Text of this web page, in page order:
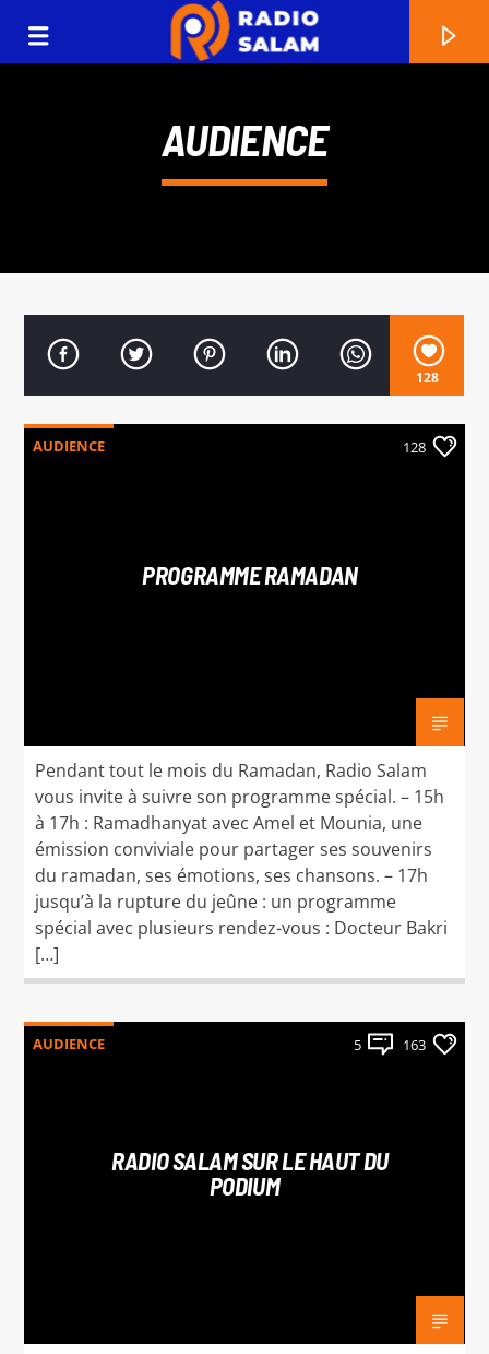
TITRE
AUDIENCE
128
AUDIENCE 128
PROGRAMME RAMADAN
Pendant tout le mois du Ramadan, Radio Salam
vous invite à suivre son programme spécial. – 15h
à 17h : Ramadhanyat avec Amel et Mounia, une
émission conviviale pour partager ses souvenirs
du ramadan, ses émotions, ses chansons. – 17h
jusqu’à la rupture du jeûne : un programme
spécial avec plusieurs rendez-vous : Docteur Bakri
[…]
AUDIENCE 5 163
RADIO SALAM SUR LE HAUT DU
PODIUM